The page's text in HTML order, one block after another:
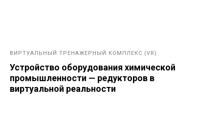
ВИРТУАЛЬНЫЙ ТРЕНАЖЕРНЫЙ КОМПЛЕКС (VR)
Устройство оборудования химической
промышленности — редукторов в
виртуальной реальности